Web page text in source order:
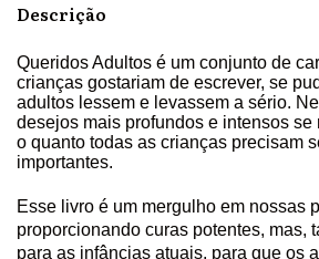
Descrição
Queridos Adultos é um conjunto de
crianças gostariam de escrever, se
adultos lessem e levassem a sério.
desejos mais profundos e intensos se
o quanto todas as crianças precisam
importantes.
Esse livro é um mergulho em nossas
proporcionando curas potentes, mas,
para as infâncias atuais, para que os